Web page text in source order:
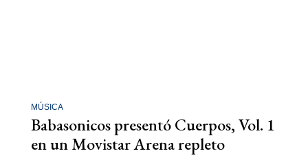
MÚSICA
Babasonicos presentó Cuerpos, Vol. 1
en un Movistar Arena repleto